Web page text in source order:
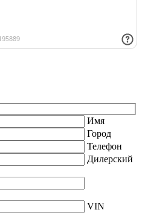
Имя
Город
Телефон
Дилерский
VIN